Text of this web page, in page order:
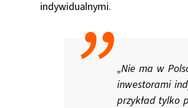
indywidualnymi.
„Nie ma w
inwestorami
przykład tylko